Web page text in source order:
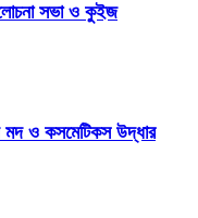
সভা ও কুইজ
মদ ও কসমেটিকস উদ্ধার